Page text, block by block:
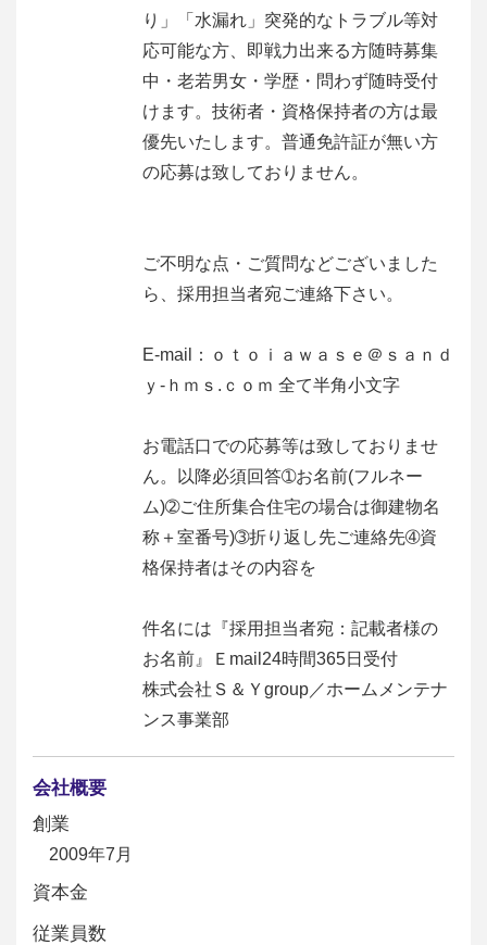
り」「水漏れ」突発的なトラブル等対
応可能な方、即戦力出来る方随時募集
中・老若男女・学歴・問わず随時受付
けます。技術者・資格保持者の方は最
優先いたします。普通免許証が無い方
の応募は致しておりません。
ご不明な点・ご質問などございました
ら、採用担当者宛ご連絡下さい。
E-mail：ｏｔｏｉａｗａｓｅ＠ｓａｎｄ
ｙ-ｈｍｓ.ｃｏｍ 全て半角小文字
お電話口での応募等は致しておりませ
ん。以降必須回答➀お名前(フルネー
ム)➁ご住所集合住宅の場合は御建物名
称＋室番号)➂折り返し先ご連絡先➃資
格保持者はその内容を
件名には『採用担当者宛：記載者様の
お名前』Ｅmail24時間365日受付
株式会社Ｓ＆Ｙgroup／ホームメンテナ
ンス事業部
会社概要
創業
2009年7月
資本金
従業員数